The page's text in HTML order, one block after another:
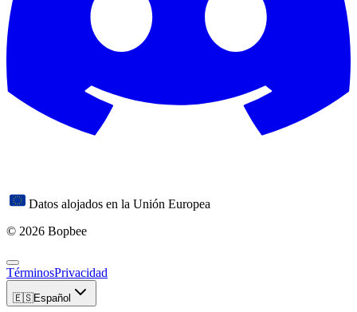
Datos alojados en la Unión Europea
© 2026 Bopbee
TérminosPrivacidad
🇪🇸Español